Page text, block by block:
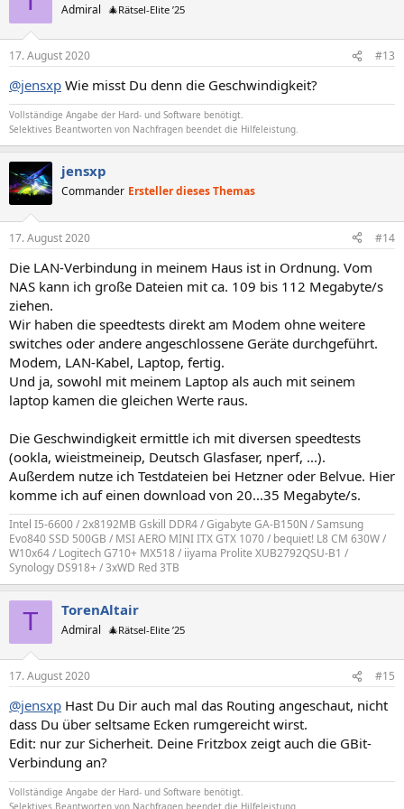
Admiral 🎄Rätsel-Elite ’25
17. August 2020 #13
@jensxp Wie misst Du denn die Geschwindigkeit?
Vollständige Angabe der Hard- und Software benötigt.
Selektives Beantworten von Nachfragen beendet die Hilfeleistung.
jensxp
Commander Ersteller dieses Themas
17. August 2020 #14
Die LAN-Verbindung in meinem Haus ist in Ordnung. Vom
NAS kann ich große Dateien mit ca. 109 bis 112 Megabyte/s
ziehen.
Wir haben die speedtests direkt am Modem ohne weitere
switches oder andere angeschlossene Geräte durchgeführt.
Modem, LAN-Kabel, Laptop, fertig.
Und ja, sowohl mit meinem Laptop als auch mit seinem
laptop kamen die gleichen Werte raus.
Die Geschwindigkeit ermittle ich mit diversen speedtests
(ookla, wieistmeineip, Deutsch Glasfaser, nperf, ...).
Außerdem nutze ich Testdateien bei Hetzner oder Belvue. Hier
komme ich auf einen download von 20...35 Megabyte/s.
Intel I5-6600 / 2x8192MB Gskill DDR4 / Gigabyte GA-B150N / Samsung
Evo840 SSD 500GB / MSI AERO MINI ITX GTX 1070 / bequiet! L8 CM 630W /
W10x64 / Logitech G710+ MX518 / iiyama Prolite XUB2792QSU-B1 /
Synology DS918+ / 3xWD Red 3TB
T TorenAltair
Admiral 🎄Rätsel-Elite ’25
17. August 2020 #15
@jensxp Hast Du Dir auch mal das Routing angeschaut, nicht
dass Du über seltsame Ecken rumgereicht wirst.
Edit: nur zur Sicherheit. Deine Fritzbox zeigt auch die GBit-
Verbindung an?
Vollständige Angabe der Hard- und Software benötigt.
Selektives Beantworten von Nachfragen beendet die Hilfeleistung.